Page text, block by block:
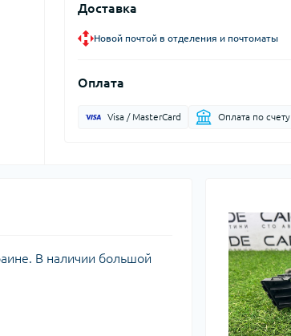
Доставка
Новой почтой в отделения и почтоматы
Оплата
Visa / MasterCard Оплата по счету
В наличии большой